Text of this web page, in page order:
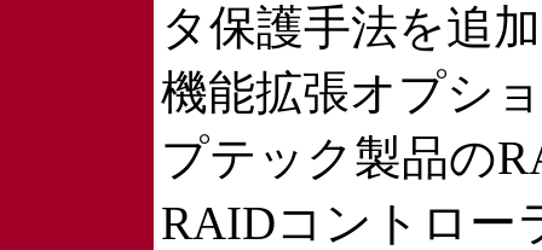
タ保護手法を追
機能拡張オプシ
プテック製品の
RAIDコントロー